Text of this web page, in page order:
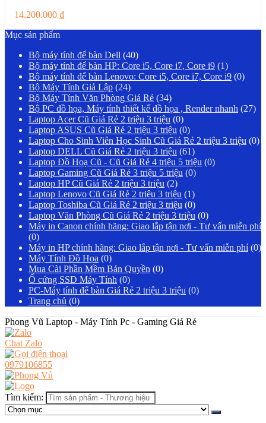
14.200.000 ₫
Mục sản phẩm
Bộ máy tính để bàn Dell (40)
Bộ máy tính để bàn HP: Core i5, Core i7, Core i9 (1)
Bộ máy tính để bàn Lenovo: Core i5, Core i7, Core i9 (0)
Bộ Máy Tính Giả Lập (24)
Bộ Máy Tính Văn Phòng Giá Rẻ (34)
Bộ PC đồ họa, Máy tính thiết kế đồ họa , Render nhanh (27)
Laptop Acer Cũ Giá Rẻ 2 triệu 3 triệu (0)
Laptop ASUS Cũ Giá Rẻ 2 triệu 3 triệu (0)
Laptop Cho Sinh Viên Học Sinh Cũ Giá Rẻ 2 triệu 3 triệu (0)
Laptop DELL Cũ Giá Rẻ 2 triệu 3 triệu (61)
Laptop Đồ Hoạ Cũ - Cũ Giá Rẻ 4 triệu 5 triệu (0)
Laptop Gaming Cũ Giá Rẻ 3 triệu 5 triệu (0)
Laptop HP Cũ Giá Rẻ 2 triệu 3 triệu (2)
Laptop Lenovo Cũ Giá Rẻ 2 triệu 3 triệu (1)
Laptop Toshiba Cũ Giá Rẻ 2 triệu 3 triệu (0)
Laptop Văn Phòng Cũ Giá Rẻ 2 triệu 3 triệu (0)
Máy in Canon chính hãng: Giao lắp tận nơi - Tư vấn miễn phí
(0)
Máy in HP chính hãng: Giao lắp tận nơi - Tư vấn miễn phí (0)
Máy Tính Đồ Họa (0)
Mua Cài Phần Mềm Bản Quyền (0)
Ổ cứng SSD Máy Tính (0)
PC-Máy tính để bàn Giá Rẻ 2 triệu 3 triệu (0)
Trang chủ (0)
Phong Vũ Laptop - Máy Tính Pc - Gaming Giá Rẻ
Chat Zalo
0979106855
Tìm kiếm: